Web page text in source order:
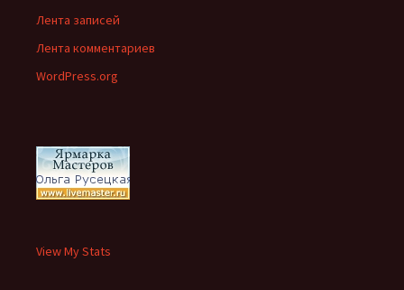
Лента записей
Лента комментариев
WordPress.org
View My Stats